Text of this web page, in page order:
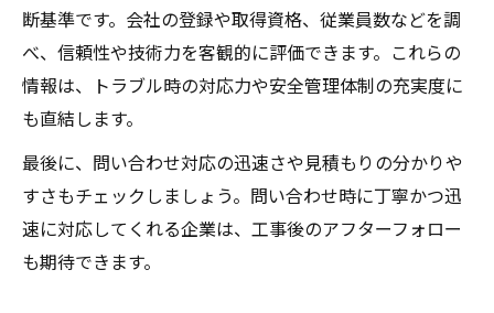
断基準です。会社の登録や取得資格、従業員数などを調
べ、信頼性や技術力を客観的に評価できます。これらの
情報は、トラブル時の対応力や安全管理体制の充実度に
も直結します。
最後に、問い合わせ対応の迅速さや見積もりの分かりや
すさもチェックしましょう。問い合わせ時に丁寧かつ迅
速に対応してくれる企業は、工事後のアフターフォロー
も期待できます。